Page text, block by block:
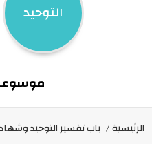
التوحيد
الرئيسية باب تفسير التوحيد وشهادة